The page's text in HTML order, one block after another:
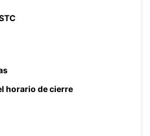
horario de cierre